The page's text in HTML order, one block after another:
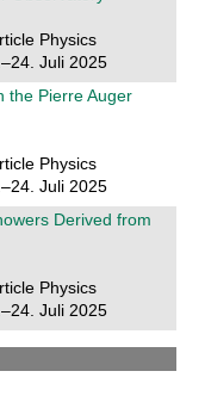
Physics
Juli 2025
the Pierre Auger
Physics
Juli 2025
Derived from
Physics
Juli 2025